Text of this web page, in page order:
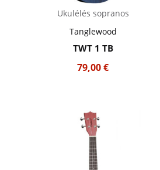
Ukulélés sopranos
Tanglewood
TWT 1 TB
79,00€